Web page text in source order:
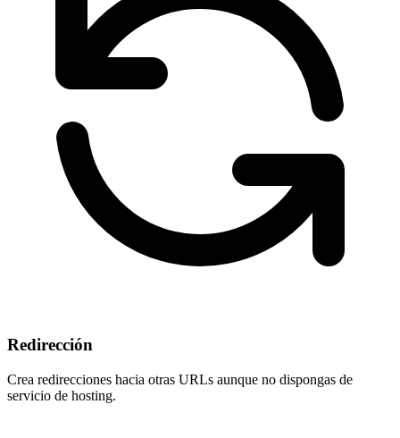
Redirección
Crea redirecciones hacia otras URLs aunque no dispongas de
servicio de hosting.